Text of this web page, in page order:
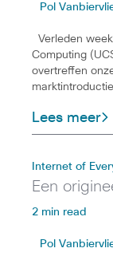
Pol
Verleden
Computing
overtreffen
Lees meer
Internet of
Een
2 min read
Pol